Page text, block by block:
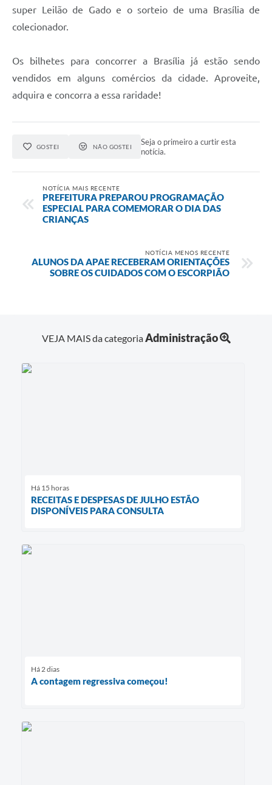
super Leilão de Gado e o sorteio de uma Brasília de
colecionador.
Os bilhetes para concorrer a Brasília já estão sendo
vendidos em alguns comércios da cidade. Aproveite,
adquira e concorra a essa raridade!
GOSTEI NÃO GOSTEI
Seja o primeiro a curtir esta
notícia.
NOTÍCIA MAIS RECENTE
PREFEITURA PREPAROU PROGRAMAÇÃO
ESPECIAL PARA COMEMORAR O DIA DAS
CRIANÇAS
NOTÍCIA MENOS RECENTE
ALUNOS DA APAE RECEBERAM ORIENTAÇÕES
SOBRE OS CUIDADOS COM O ESCORPIÃO
VEJA MAIS da categoriaAdministração
Há 15 horas
RECEITAS E DESPESAS DE JULHO ESTÃO
DISPONÍVEIS PARA CONSULTA
Há 2 dias
A contagem regressiva começou!